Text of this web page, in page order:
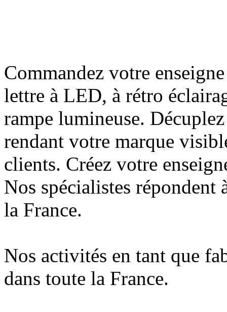
Commandez votre
lettre à LED, à rétro
rampe lumineuse.
rendant votre marque
clients. Créez votre
Nos spécialistes répondent
la France.
Nos activités en tant que
dans toute la France.